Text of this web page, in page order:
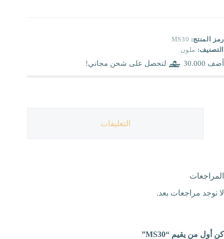
رمز المنتج: MS30
التصنيف: ملون
أضف 30.000 لتحصل على شحن مجاني!
التعليقات
المراجعات
لا توجد مراجعات بعد.
كن أول من يقيم “MS30”